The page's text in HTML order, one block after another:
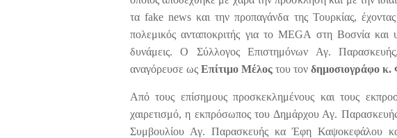
τα fake news και την προπαγάνδα της Τουρκίας,
πολεμικός ανταποκριτής για το MEGA στη Βοσνία και
δυνάμεις. Ο Σύλλογος Επιστημόνων Αγ.
αναγόρευσε ως Επίτιμο Μέλος του τον δημοσιογράφο
Από τους επίσημους προσκεκλημένους και τους
χαιρετισμό, η εκπρόσωπος του Δημάρχου Αγ.
Συμβουλίου Αγ. Παρασκευής κα Έφη Καψοκεφάλου